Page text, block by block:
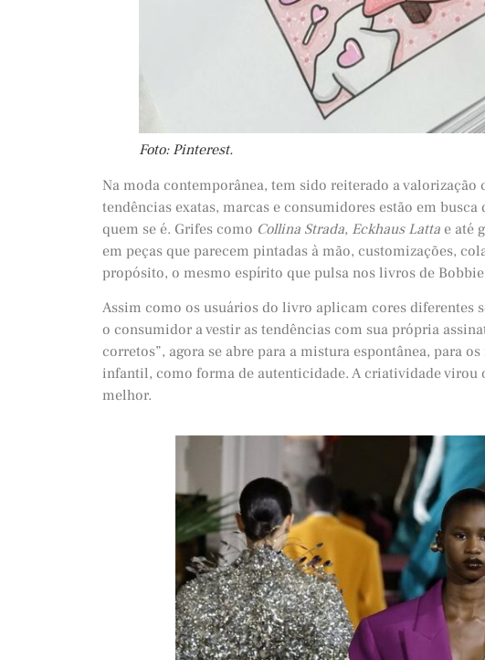
Foto: Pinterest.
Na moda contemporânea, tem sido reiterado a valorização
tendências exatas, marcas e consumidores estão em
quem se é. Grifes como Collina Strada, Eckhaus Latta e até
em peças que parecem pintadas à mão, customizações,
propósito, o mesmo espírito que pulsa nos livros de
Assim como os usuários do livro aplicam cores diferentes
o consumidor a vestir as tendências com sua própria
corretos”, agora se abre para a mistura espontânea, para
infantil, como forma de autenticidade. A criatividade virou
melhor.